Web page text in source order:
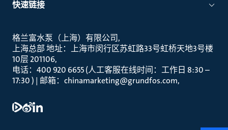
快速链接
格兰富水泵（上海）有限公司
上海总部 地址：上海市闵行区苏虹路33号虹桥天地3号楼
10层 201106
电话：400 920 6655 (人工客服在线时间：工作日 8:30 –
17:30 ) | 邮箱：chinamarketing@grundfos.com